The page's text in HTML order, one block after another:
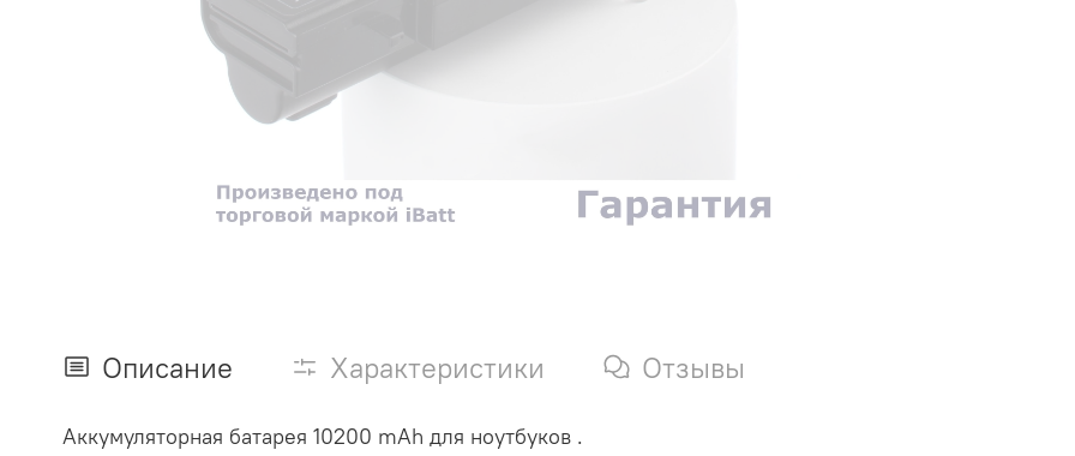
Описание Характеристики Отзывы
Аккумуляторная батарея 10200 mAh для ноутбуков .